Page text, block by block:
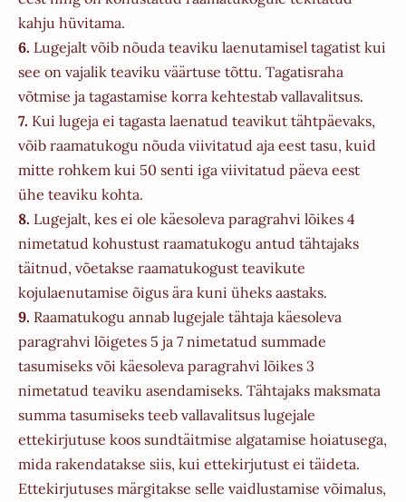
kahju hüvitama.
6. Lugejalt võib nõuda teaviku laenutamisel tagatist kui
see on vajalik teaviku väärtuse tõttu. Tagatisraha
võtmise ja tagastamise korra kehtestab vallavalitsus.
7. Kui lugeja ei tagasta laenatud teavikut tähtpäevaks,
võib raamatukogu nõuda viivitatud aja eest tasu, kuid
mitte rohkem kui 50 senti iga viivitatud päeva eest
ühe teaviku kohta.
8. Lugejalt, kes ei ole käesoleva paragrahvi lõikes 4
nimetatud kohustust raamatukogu antud tähtajaks
täitnud, võetakse raamatukogust teavikute
kojulaenutamise õigus ära kuni üheks aastaks.
9. Raamatukogu annab lugejale tähtaja käesoleva
paragrahvi lõigetes 5 ja 7 nimetatud summade
tasumiseks või käesoleva paragrahvi lõikes 3
nimetatud teaviku asendamiseks. Tähtajaks maksmata
summa tasumiseks teeb vallavalitsus lugejale
ettekirjutuse koos sundtäitmise algatamise hoiatusega,
mida rakendatakse siis, kui ettekirjutust ei täideta.
Ettekirjutuses märgitakse selle vaidlustamise võimalus,